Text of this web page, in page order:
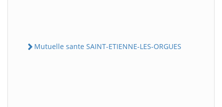
Mutuelle sante SAINT-ETIENNE-LES-ORGUES